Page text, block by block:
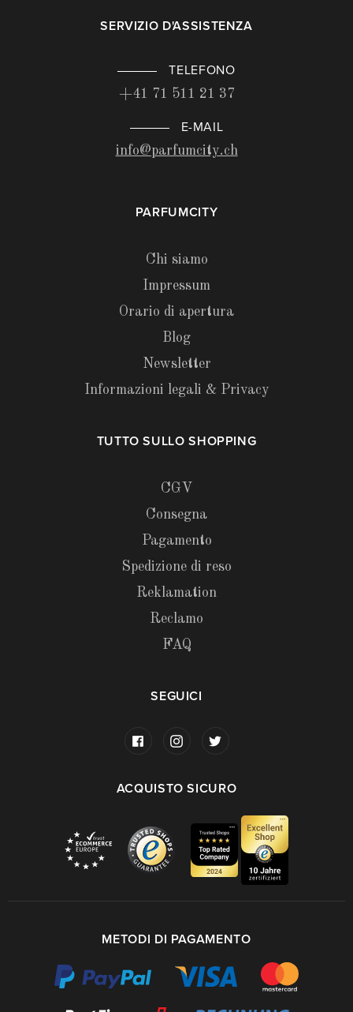
SERVIZIO D'ASSISTENZA
TELEFONO
+41 71 511 21 37
E-MAIL
info@parfumcity.ch
PARFUMCITY
Chi siamo
Impressum
Orario di apertura
Blog
Newsletter
Informazioni legali & Privacy
TUTTO SULLO SHOPPING
CGV
Consegna
Pagamento
Spedizione di reso
Reklamation
Reclamo
FAQ
SEGUICI
ACQUISTO SICURO
METODI DI PAGAMENTO